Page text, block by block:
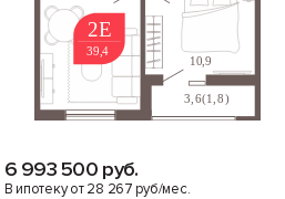
6 993 500 руб.
В ипотеку от 28 267 руб/мес.